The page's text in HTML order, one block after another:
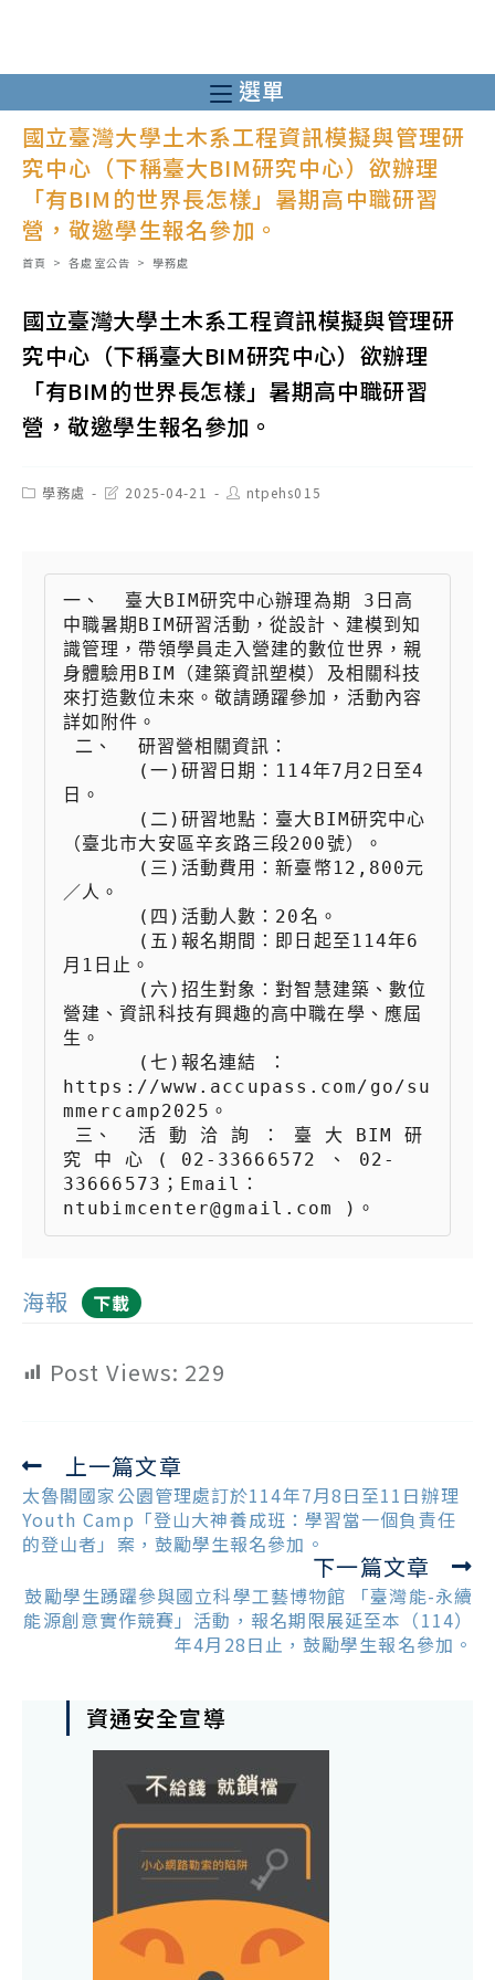
至
主
內
選單
國立臺灣大學土木系工程資訊模擬與管理研
究中心（下稱臺大BIM研究中心）欲辦理
「有BIM的世界長怎樣」暑期高中職研習
營，敬邀學生報名參加。
首頁 > 各處室公告 > 學務處
國立臺灣大學土木系工程資訊模擬與管理研
究中心（下稱臺大BIM研究中心）欲辦理
「有BIM的世界長怎樣」暑期高中職研習
營，敬邀學生報名參加。
Post學務處
Post2025-04-21
Post
author:
ntpehs015
一、  臺大BIM研究中心辦理為期 3日高
中職暑期BIM研習活動，從設計、建模到知
識管理，帶領學員走入營建的數位世界，親
身體驗用BIM（建築資訊塑模）及相關科技
來打造數位未來。敬請踴躍參加，活動內容
詳如附件。
日。
（臺北市大安區辛亥路三段200號）。
／人。
月1日止。
營建、資訊科技有興趣的高中職在學、應屆
生。
https://www.accupass.com/go/su
mmercamp2025。
究 中 心 ( 02-33666572 、 02-
33666573；Email：
ntubimcenter@gmail.com )。
海報 下載
Post Views: 229
Read
more
articles
上一篇文章
太魯閣國家公園管理處訂於114年7月8日至11日辦理
Youth Camp「登山大神養成班：學習當一個負責任
的登山者」案，鼓勵學生報名參加。
下一篇文章
鼓勵學生踴躍參與國立科學工藝博物館 「臺灣能-永續
能源創意實作競賽」活動，報名期限展延至本（114）
年4月28日止，鼓勵學生報名參加。
資通安全宣導